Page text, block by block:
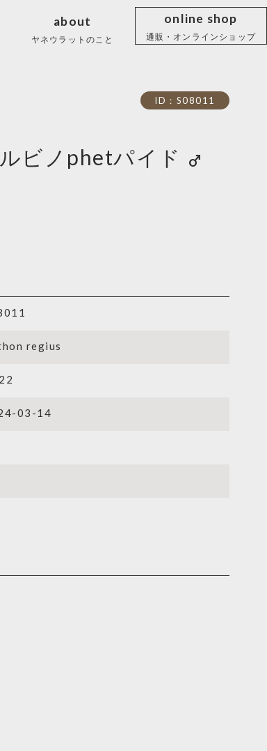
about
ヤネウラットのこと
online shop
通販・オンラインショップ
ID：S08011
ビノphetパイド male
regius
03-14